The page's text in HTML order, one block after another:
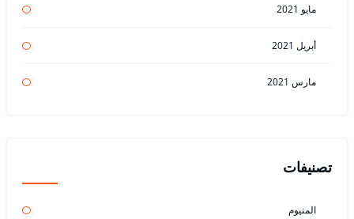
مايو 2021
أبريل 2021
مارس 2021
تصنيفات
المنيوم